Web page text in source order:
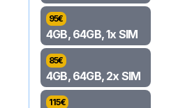
95€
4GB, 64GB, 1x SIM
85€
4GB, 64GB, 2x SIM
115€